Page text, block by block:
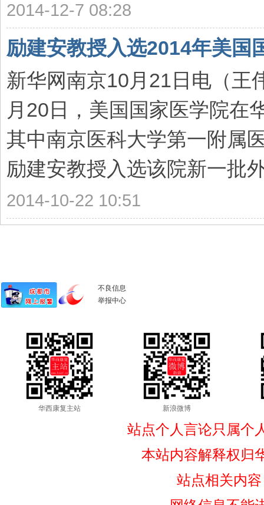
2014-12-7 08:28
励建安教授入选2014年美国
新华网南京10月21日电（王
月20日，美国国家医学院在
其中南京医科大学第一附属
励建安教授入选该院新一批
2014-10-22 10:51
不良信息
举报中心
华西康复主站 新浪微博
站点个人言论只属个
本站内容解释权归
站点相关内